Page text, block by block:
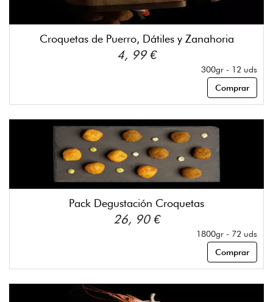
Croquetas de Puerro, Dátiles y Zanahoria
4, 99 €
300gr - 12 uds
Comprar
Pack Degustación Croquetas
26, 90 €
1800gr - 72 uds
Comprar